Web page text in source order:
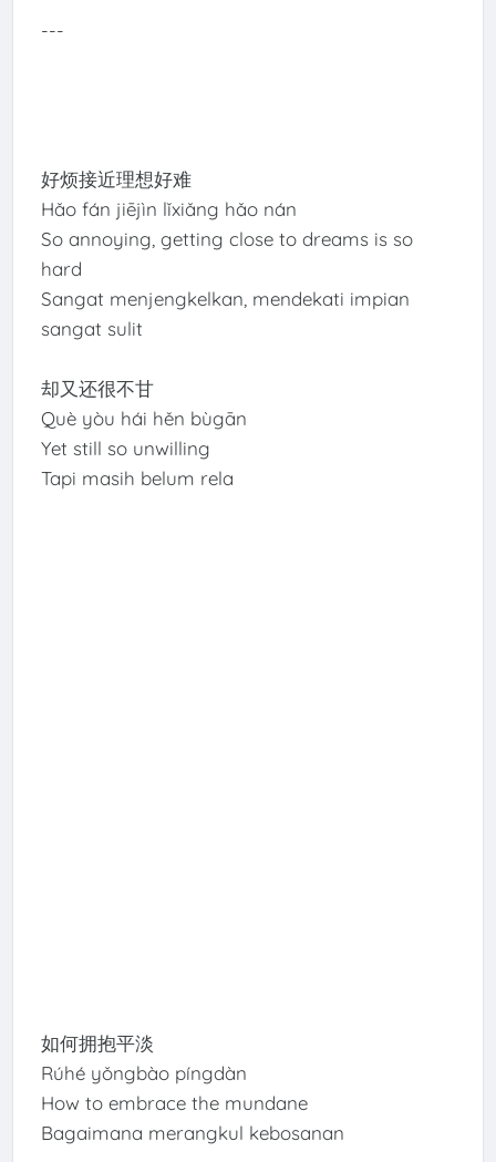
---
好烦接近理想好难
Hǎo fán jiējìn lǐxiǎng hǎo nán
So annoying, getting close to dreams is so
hard
Sangat menjengkelkan, mendekati impian
sangat sulit
却又还很不甘
Què yòu hái hěn bùgān
Yet still so unwilling
Tapi masih belum rela
如何拥抱平淡
Rúhé yǒngbào píngdàn
How to embrace the mundane
Bagaimana merangkul kebosanan